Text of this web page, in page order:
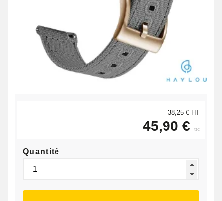
38,25 € HT
45,90 € ttc
Quantité